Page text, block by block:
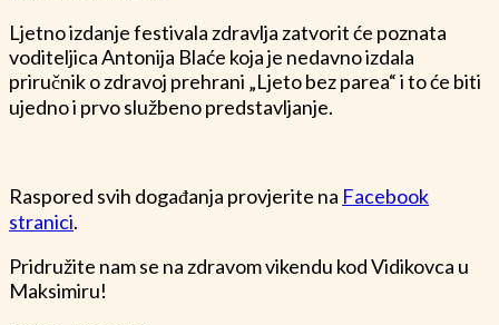
Ljetno izdanje festivala zdravlja zatvorit će poznata
voditeljica Antonija Blaće koja je nedavno izdala
priručnik o zdravoj prehrani „Ljeto bez parea“ i to će biti
ujedno i prvo službeno predstavljanje.
Raspored svih događanja provjerite na Facebook
stranici.
Pridružite nam se na zdravom vikendu kod Vidikovca u
Maksimiru!